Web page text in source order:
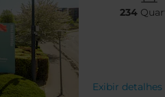
234
Exibir detalhes